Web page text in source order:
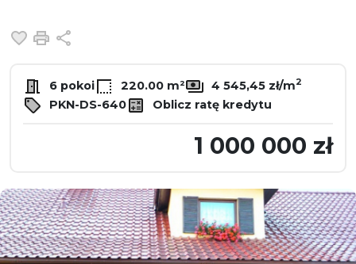
Dodaj do ulubionych
Drukuj
6 pokoi 220.00 m² 4 545,45 zł/m2
PKN-DS-640 Oblicz ratę kredytu
1 000 000 zł